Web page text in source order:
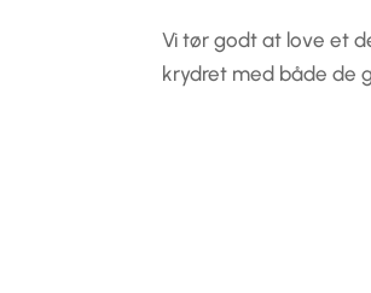
Vi tør godt at love et
krydret med både de